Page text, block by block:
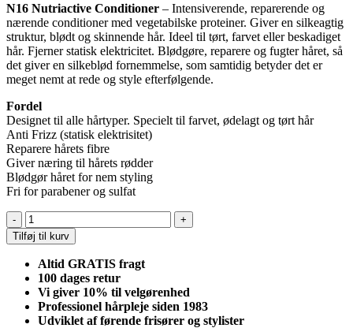
N16 Nutriactive Conditioner – Intensiverende, reparerende og
nærende conditioner med vegetabilske proteiner. Giver en silkeagtig
struktur, blødt og skinnende hår. Ideel til tørt, farvet eller beskadiget
hår. Fjerner ​​statisk elektricitet. Blødgøre, reparere og fugter håret, så
det giver en silkeblød fornemmelse, som samtidig betyder det er
meget nemt at rede og style efterfølgende.
Fordel
Designet til alle hårtyper. Specielt til farvet, ødelagt og tørt hår
Anti Frizz (statisk elektrisitet)
Reparere hårets fibre
Giver næring til hårets rødder
Blødgør håret for nem styling
Fri for parabener og sulfat
Conditioner
til
tørt
og
skadet
hår
antal
Tilføj til kurv
Altid GRATIS fragt
100 dages retur
Vi giver 10% til velgørenhed
Professionel hårpleje siden 1983
Udviklet af førende frisører og stylister